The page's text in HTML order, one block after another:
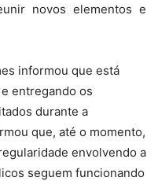
novos elementos e
informou que está
entregando os
durante a
que, até o momento,
envolvendo a
seguem funcionando